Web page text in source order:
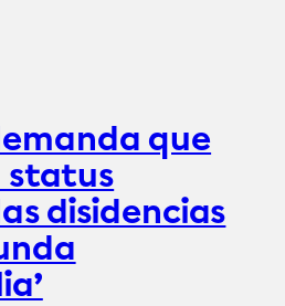
que
status
disidencias